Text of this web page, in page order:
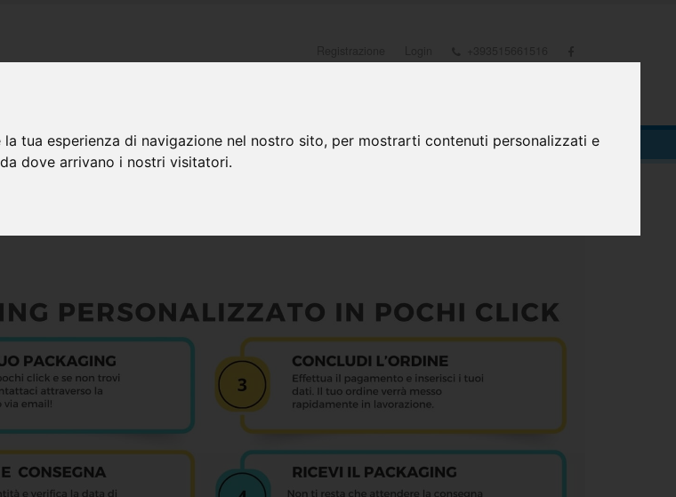
tua esperienza di navigazione nel nostro sito, per mostrarti contenuti personalizzati e
dove arrivano i nostri visitatori.